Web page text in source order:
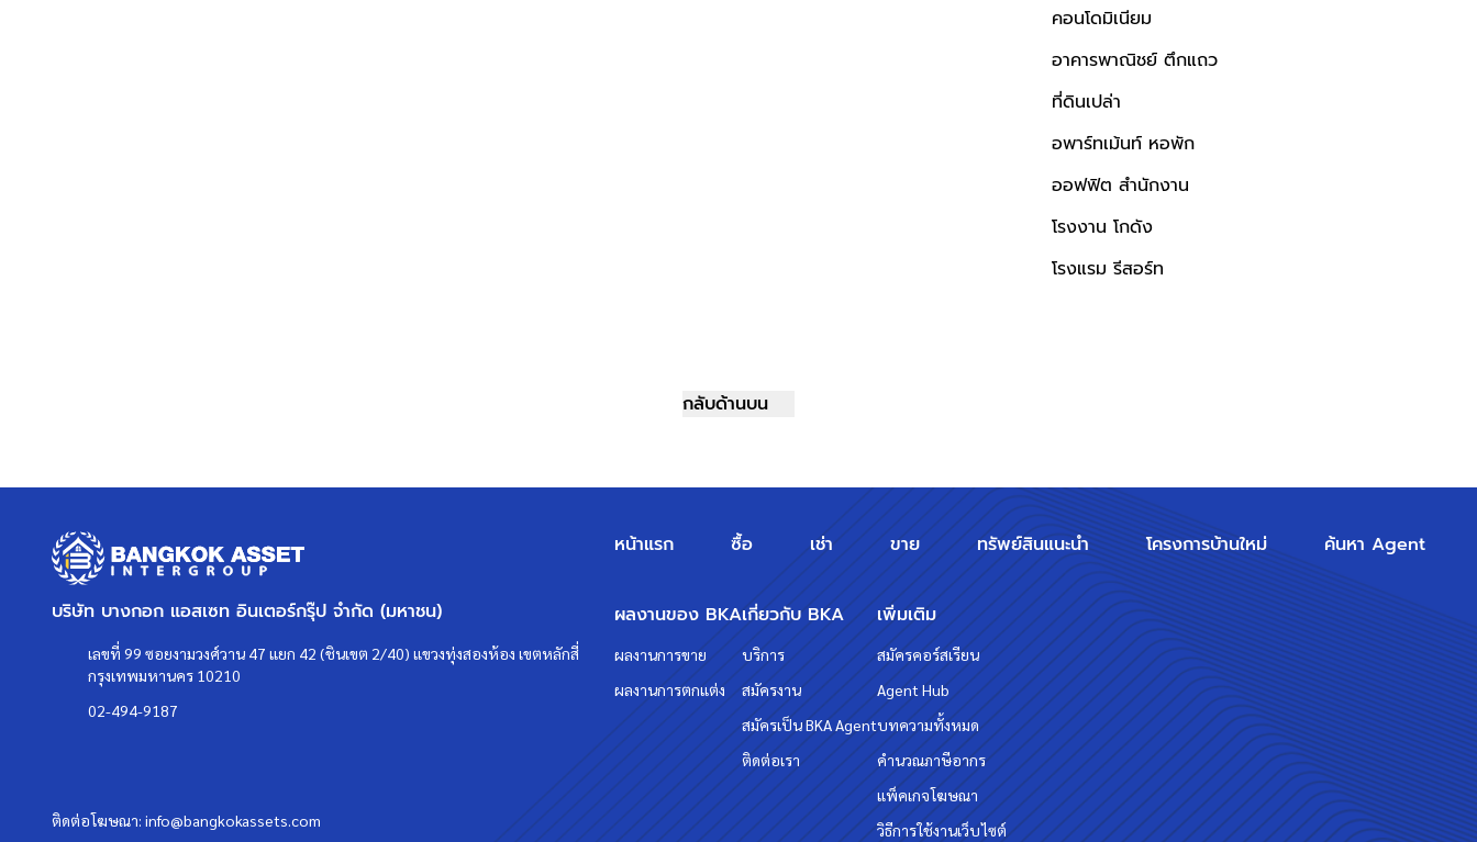
คอนโดมิเนียม
อาคารพาณิชย์ ตึกแถว
ที่ดินเปล่า
อพาร์ทเม้นท์ หอพัก
ออฟฟิต สำนักงาน
โรงงาน โกดัง
โรงแรม รีสอร์ท
กลับด้านบน
บริษัท บางกอก แอสเซท อินเตอร์กรุ๊ป จำกัด (มหาชน)
เลขที่ 99 ซอยงามวงศ์วาน 47 แยก 42 (ชินเขต 2/40) แขวงทุ่งสองห้อง เขตหลักสี่
กรุงเทพมหานคร 10210
02-494-9187
ติดต่อโฆษณา: info@bangkokassets.com
หน้าแรก ซื้อ เช่า ขาย ทรัพย์สินแนะนำ โครงการบ้านใหม่ ค้นหา Agent
ผลงานของ BKA
ผลงานการขาย
ผลงานการตกแต่ง
เกี่ยวกับ BKA
บริการ
สมัครงาน
สมัครเป็น BKA Agent
ติดต่อเรา
เพิ่มเติม
สมัครคอร์สเรียน
Agent Hub
บทความทั้งหมด
คำนวณภาษีอากร
แพ็คเกจโฆษณา
วิธีการใช้งานเว็บไซต์